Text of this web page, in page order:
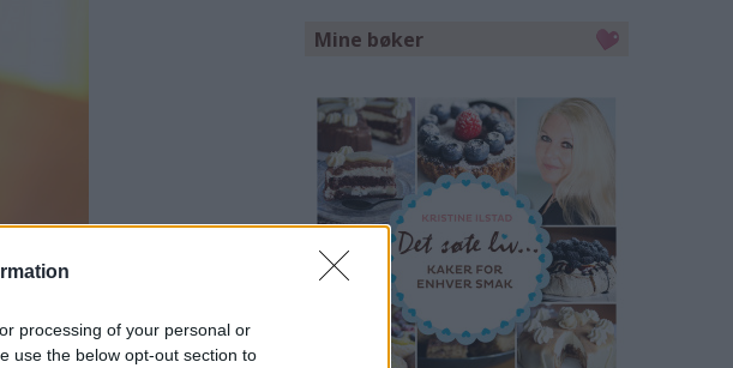
processing of your personal or
use the below opt-out section to
Mine bøker